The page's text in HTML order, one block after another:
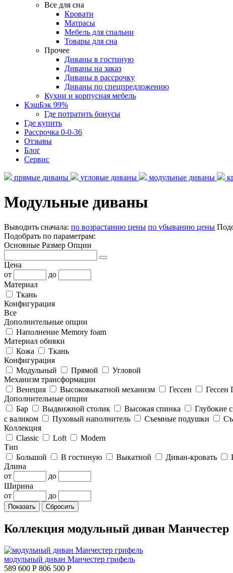
Все для сна
Кровати
Матрасы
Мебель для спальни
Товары для сна
Прочее
Диваны в гостиную
Диваны на заказ
Диваны в рассрочку
Диваны по спецпредложению
Кухни и корпусная мебель
КэшБэк 99%
Где потратить бонусы
Где купить
Рассрочка 0-0-36
Отзывы
Блог
Сервис
прямые диваны угловые диваны модульные диваны
Модульные диваны
Выводить сначала: по возрастанию цены по убыванию цены
Подобрать по параметрам:
Основные Размер Опции
Цена
от
до
Материал
Ткань
Конфигурация
Все
Дополнительные опции
Наполнение Memory foam
Материал обивки
Кожа
Ткань
Конфигурация
Модульный
Прямой
Угловой
Механизм трансформации
Венеция
Высоковыкатной механизм Гессен Гессен
Дополнительные опции
Бар
Выдвижной столик Высокая спинка Глубокие
с валиком
Пуховый наполнитель Съемные подушки
Коллекция
Classic
Loft
Modern
Тип
Большой
В гостиную Выкатной Диван-кровать
Длина
от
до
Ширина
от
до
Коллекция модульный диван Манчестер
модульный диван Манчестер грифель
589 600 Р 806 500 Р